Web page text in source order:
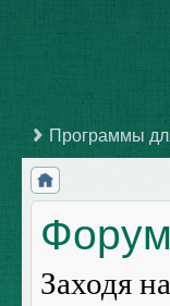
Программы
Заходя